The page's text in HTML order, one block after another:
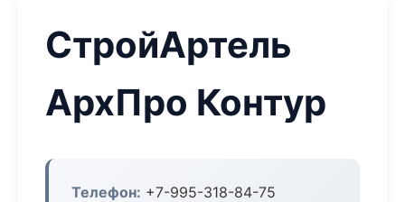
СтройАртель
АрхПро Контур
Телефон: +7-995-318-84-75